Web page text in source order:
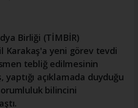
Birliği (TİMBİR)
Karakaş'a yeni görev tevdi
tebliğ edilmesinin
yaptığı açıklamada duyduğu
bilincini